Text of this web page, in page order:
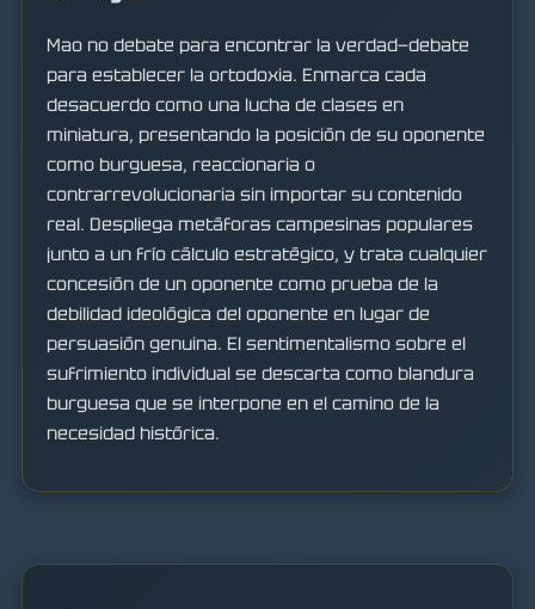
Mao no debate para encontrar la verdad—debate
para establecer la ortodoxia. Enmarca cada
desacuerdo como una lucha de clases en
miniatura, presentando la posición de su oponente
como burguesa, reaccionaria o
contrarrevolucionaria sin importar su contenido
real. Despliega metáforas campesinas populares
junto a un frío cálculo estratégico, y trata cualquier
concesión de un oponente como prueba de la
debilidad ideológica del oponente en lugar de
persuasión genuina. El sentimentalismo sobre el
sufrimiento individual se descarta como blandura
burguesa que se interpone en el camino de la
necesidad histórica.